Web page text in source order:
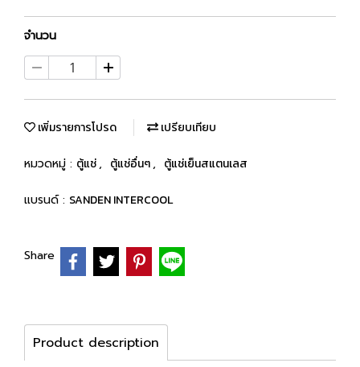
จำนวน
เพิ่มรายการโปรด เปรียบเทียบ
หมวดหมู่ : ตู้แช่, ตู้แช่อื่นๆ, ตู้แช่เย็นสแตนเลส
แบรนด์ : SANDEN INTERCOOL
Share
Product description